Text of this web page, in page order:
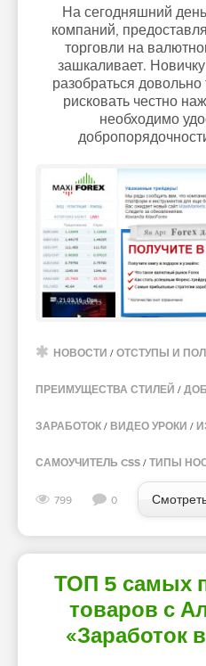
На сегодняшний
компаний,
торговли на
зашкаливает.
разобраться
рисковать честно
необходимо
НОВОСТИ / ОТСТУПЫ И
ПРЕИМУЩЕСТВА СТИЛЕЙ /
ЗАРАБОТОК / ВИДЕО УРОКИ /
САМОУЧИТЕЛЬ CSS / ТИПЫ
799 0
ТОП 5 самых
товаров с
«Заработок